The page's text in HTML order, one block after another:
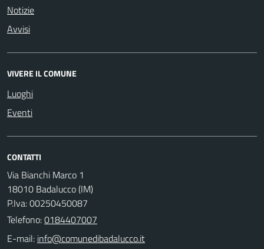
Notizie
Avvisi
VIVERE IL COMUNE
Luoghi
Eventi
CONTATTI
Via Bianchi Marco 1
18010 Badalucco (IM)
P.Iva: 00250450087
Telefono:0184407007
E-mail: